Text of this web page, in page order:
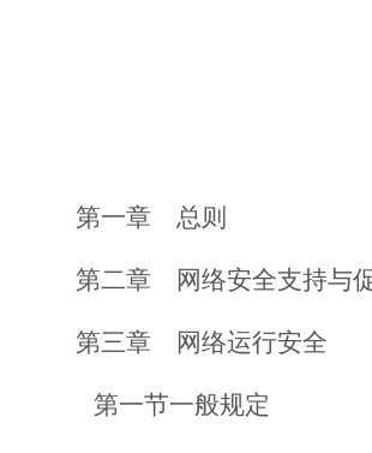
第一章 总则
第二章 网络安全支持与
第三章 网络运行安全
第一节一般规定